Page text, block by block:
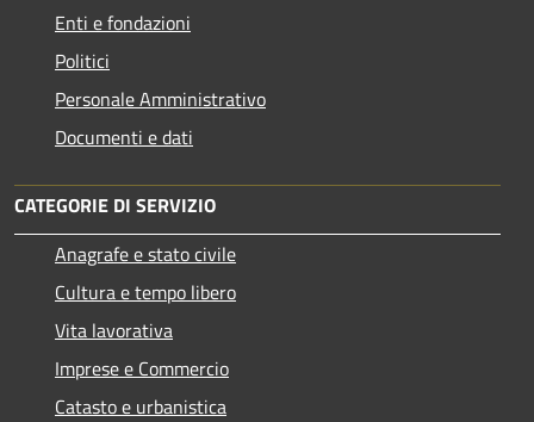
Enti e fondazioni
Politici
Personale Amministrativo
Documenti e dati
CATEGORIE DI SERVIZIO
Anagrafe e stato civile
Cultura e tempo libero
Vita lavorativa
Imprese e Commercio
Catasto e urbanistica